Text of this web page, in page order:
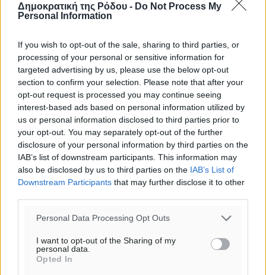
Δημοκρατική της Ρόδου - Do Not Process My
Personal Information
If you wish to opt-out of the sale, sharing to third parties, or
processing of your personal or sensitive information for
targeted advertising by us, please use the below opt-out
section to confirm your selection. Please note that after your
opt-out request is processed you may continue seeing
interest-based ads based on personal information utilized by
us or personal information disclosed to third parties prior to
your opt-out. You may separately opt-out of the further
disclosure of your personal information by third parties on the
IAB’s list of downstream participants. This information may
also be disclosed by us to third parties on the IAB’s List of
Downstream Participants that may further disclose it to other
Personal Data Processing Opt Outs
I want to opt-out of the Sharing of my
personal data.
Opted In
Ροή ειδήσεων
Τριήμερο εξόδου: Πάνω από 129.000 επιβάτες
αναχωρούν από Πειραιά, Ραφήνα και Λαύριο
Ειδήσεις • πριν 3 ώρες
ΥΠΑΑΤ: 12,5 εκατ. ευρώ στις 13 Περιφέρειες για μέτρα
βιοασφάλειας
Τοπικές Ειδήσεις